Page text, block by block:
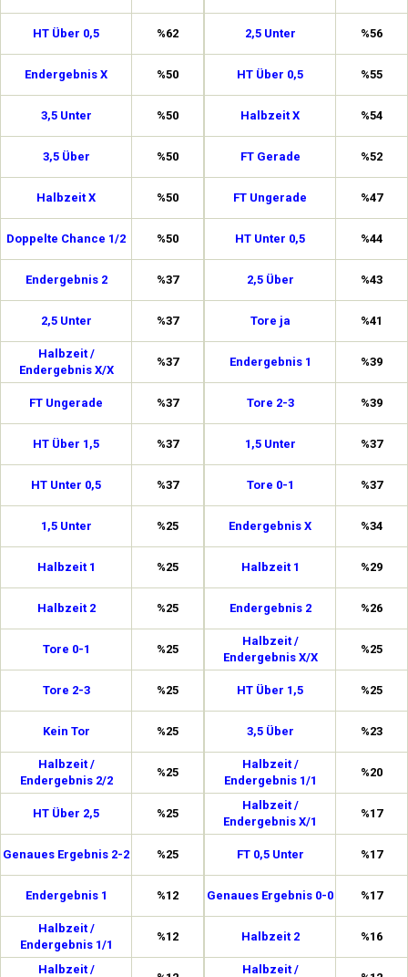
HT Über 0,5 %62
Endergebnis X %50
3,5 Unter %50
3,5 Über %50
Halbzeit X %50
Doppelte Chance 1/2 %50
Endergebnis 2 %37
2,5 Unter %37
Halbzeit /
Endergebnis X/X
%37
FT Ungerade %37
HT Über 1,5 %37
HT Unter 0,5 %37
1,5 Unter %25
Halbzeit 1 %25
Halbzeit 2 %25
Tore 0-1 %25
Tore 2-3 %25
Kein Tor %25
Halbzeit /
Endergebnis 2/2
%25
HT Über 2,5 %25
Genaues Ergebnis 2-2 %25
Endergebnis 1 %12
Halbzeit /
Endergebnis 1/1
%12
Halbzeit /
2,5 Unter %56
HT Über 0,5 %55
Halbzeit X %54
FT Gerade %52
FT Ungerade %47
HT Unter 0,5 %44
2,5 Über %43
Tore ja %41
Endergebnis 1 %39
Tore 2-3 %39
1,5 Unter %37
Tore 0-1 %37
Endergebnis X %34
Halbzeit 1 %29
Endergebnis 2 %26
Halbzeit /
Endergebnis X/X
%25
HT Über 1,5 %25
3,5 Über %23
Halbzeit /
Endergebnis 1/1
%20
Halbzeit /
Endergebnis X/1
%17
FT 0,5 Unter %17
Genaues Ergebnis 0-0 %17
Halbzeit 2 %16
Halbzeit /